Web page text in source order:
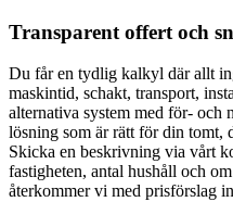
Transparent offert och
Du får en tydlig kalkyl där allt
maskintid, schakt, transport,
alternativa system med för- och
lösning som är rätt för din tomt,
Skicka en beskrivning via vårt
fastigheten, antal hushåll och
återkommer vi med prisförslag